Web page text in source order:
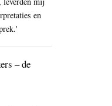
en
– de